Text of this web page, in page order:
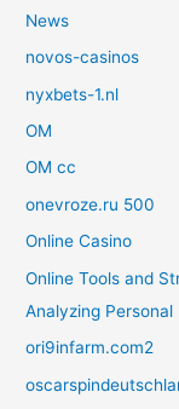
News
novos-casinos
nyxbets-1.nl
OM
OM cc
onevroze.ru 500
Online Casino
Online Tools and
Analyzing
ori9infarm.com2